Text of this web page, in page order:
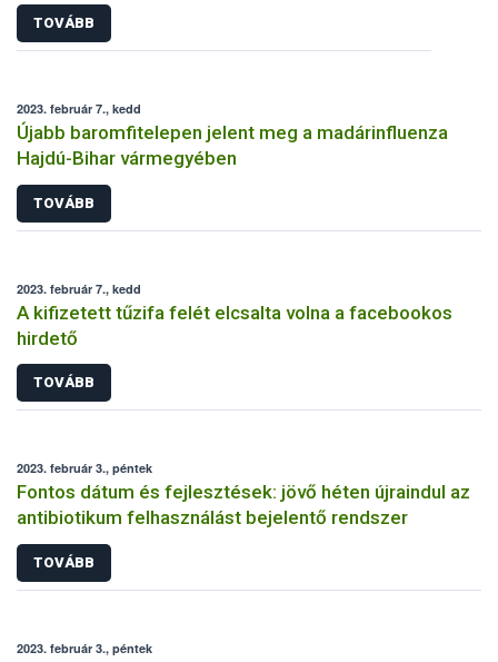
TOVÁBB
2023. február 7., kedd
Újabb baromfitelepen jelent meg a madárinfluenza
Hajdú-Bihar vármegyében
TOVÁBB
2023. február 7., kedd
A kifizetett tűzifa felét elcsalta volna a facebookos
hirdető
TOVÁBB
2023. február 3., péntek
Fontos dátum és fejlesztések: jövő héten újraindul az
antibiotikum felhasználást bejelentő rendszer
TOVÁBB
2023. február 3., péntek